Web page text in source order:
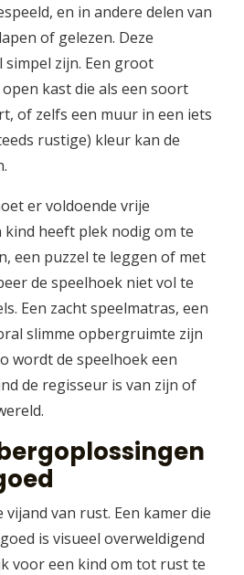
en in andere delen van
of gelezen. Deze
zijn. Een groot
kast die als een soort
of zelfs een muur in een iets
rustige) kleur kan de
er voldoende vrije
kind heeft plek nodig om te
een puzzel te leggen of met
de speelhoek niet vol te
Een zacht speelmatras, een
slimme opbergruimte zijn
wordt de speelhoek een
de regisseur is van zijn of
van rust. Een kamer die
is visueel overweldigend
voor een kind om tot rust te